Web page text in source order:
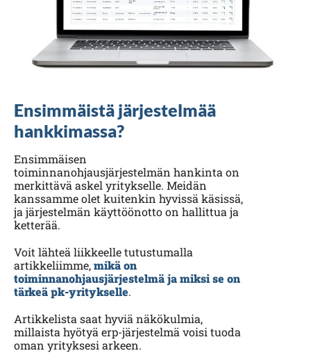
Ensimmäistä järjestelmää
hankkimassa?
Ensimmäisen
toiminnanohjausjärjestelmän hankinta on
merkittävä askel yritykselle. Meidän
kanssamme olet kuitenkin hyvissä käsissä,
ja järjestelmän käyttöönotto on hallittua ja
ketterää.
Voit lähteä liikkeelle tutustumalla
artikkeliimme,mikä on
toiminnanohjausjärjestelmä ja miksi se on
tärkeä pk-yritykselle.
Artikkelista saat hyviä näkökulmia,
millaista hyötyä erp-järjestelmä voisi tuoda
oman yrityksesi arkeen.